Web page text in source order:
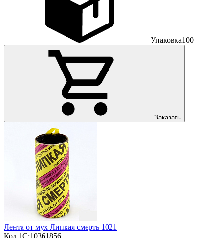
Упаковка100
Заказать
Лента от мух Липкая смерть 1021
Код 1С:10361856